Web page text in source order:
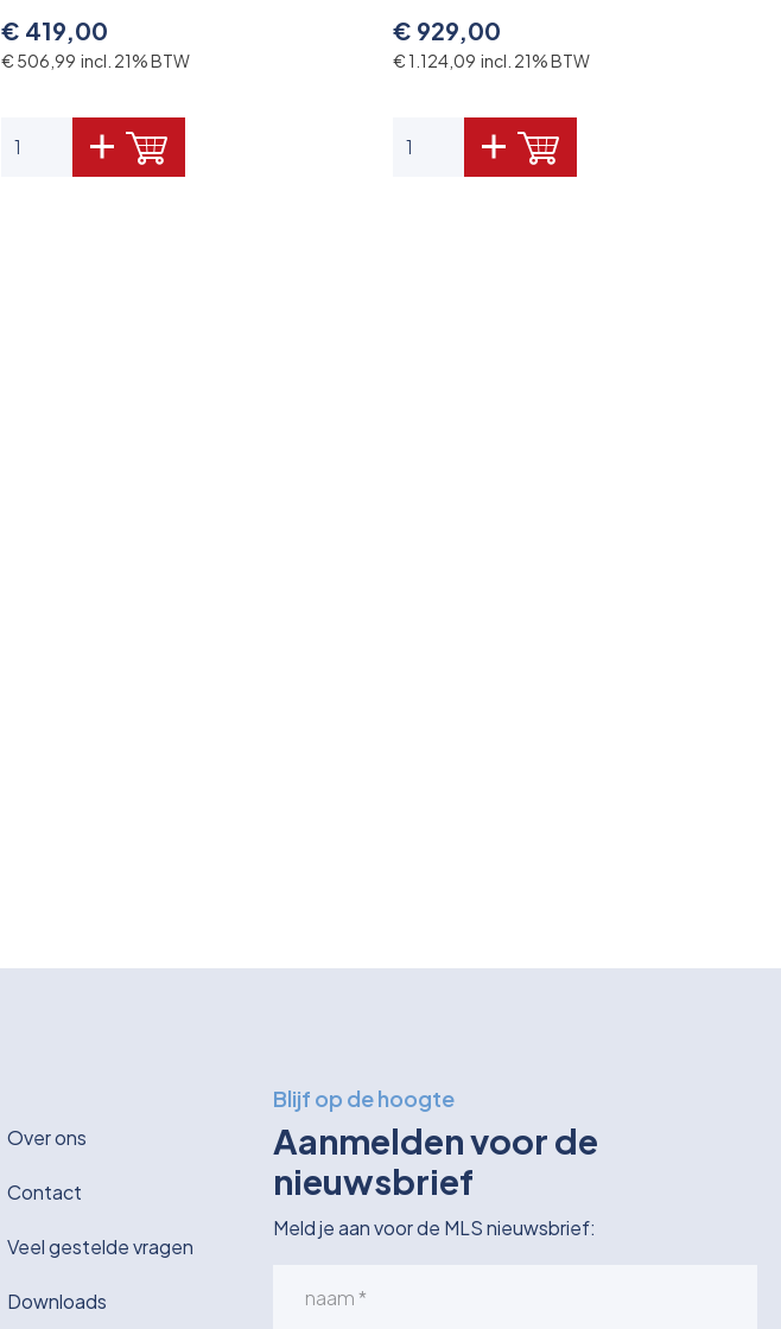
€ 419,00
€ 506,99 incl. 21% BTW
€ 929,00
€ 1.124,09 incl. 21% BTW
Over ons
Contact
Veel gestelde vragen
Downloads
Blijf op de hoogte
Aanmelden voor de
nieuwsbrief
Meld je aan voor de MLS nieuwsbrief: